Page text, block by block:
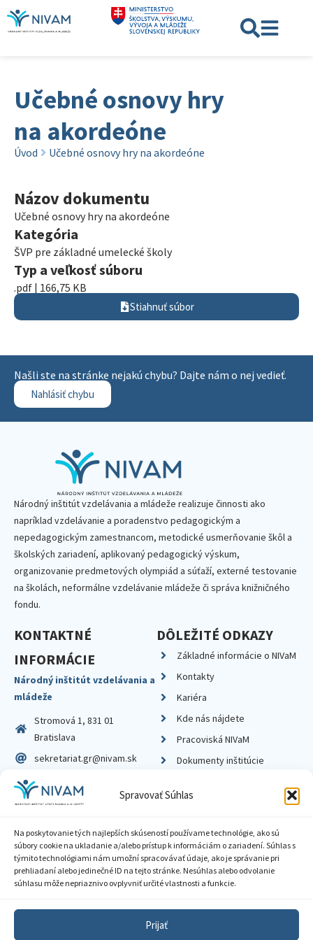
Spravovať Súhlas
Na poskytovanie tých najlepších skúseností používame technológie, ako sú
súbory cookie na ukladanie a/alebo prístup k informáciám o zariadení. Súhlas s
týmito technológiami nám umožní spracovávať údaje, ako je správanie pri
prehliadaní alebo jedinečné ID na tejto stránke. Nesúhlas alebo odvolanie
súhlasu môže nepriaznivo ovplyvniť určité vlastnosti a funkcie.
Prijať
Učebné osnovy hry
na akordeóne
Úvod Učebné osnovy hry na akordeóne
Názov dokumentu
Učebné osnovy hry na akordeóne
Kategória
ŠVP pre základné umelecké školy
Typ a veľkosť súboru
.pdf | 166,75 KB
Stiahnuť súbor
Našli ste na stránke nejakú chybu? Dajte nám o nej vedieť.
Nahlásiť chybu
Národný inštitút vzdelávania a mládeže realizuje činnosti ako
napríklad vzdelávanie a poradenstvo pedagogickým a
nepedagogickým zamestnancom, metodické usmerňovanie škôl a
školských zariadení, aplikovaný pedagogický výskum,
organizovanie predmetových olympiád a súťaží, externé testovanie
na školách, neformálne vzdelávanie mládeže či správa knižničného
fondu.
KONTAKTNÉ
INFORMÁCIE
Národný inštitút vzdelávania a
mládeže
Stromová 1, 831 01
Bratislava
sekretariat.gr@nivam.sk
IČO: 00164348
DIČ: 2020798714
DÔLEŽITÉ ODKAZY
Základné informácie o NIVaM
Kontakty
Kariéra
Kde nás nájdete
Pracoviská NIVaM
Dokumenty inštitúcie
Zásady ochrany súkromia
Sprístupnenie informácií